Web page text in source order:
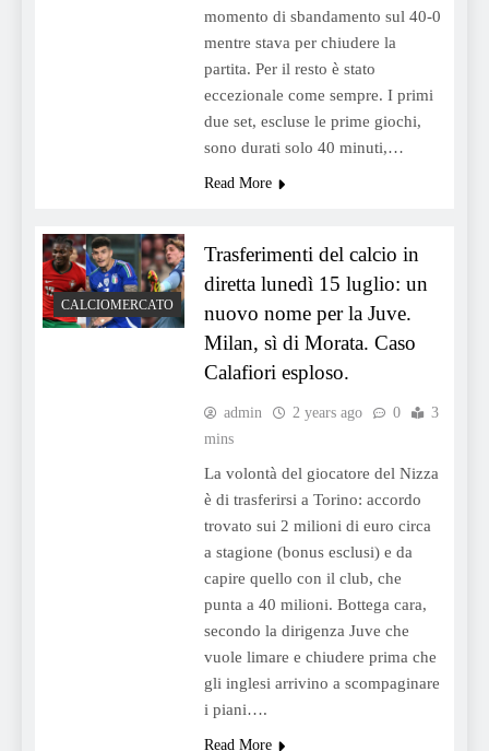
momento di sbandamento sul 40-0
mentre stava per chiudere la
partita. Per il resto è stato
eccezionale come sempre. I primi
due set, escluse le prime giochi,
sono durati solo 40 minuti,…
Read More
CALCIOMERCATO
Trasferimenti del calcio in
diretta lunedì 15 luglio: un
nuovo nome per la Juve.
Milan, sì di Morata. Caso
Calafiori esploso.
admin 2 years ago 0
3
mins
La volontà del giocatore del Nizza
è di trasferirsi a Torino: accordo
trovato sui 2 milioni di euro circa
a stagione (bonus esclusi) e da
capire quello con il club, che
punta a 40 milioni. Bottega cara,
secondo la dirigenza Juve che
vuole limare e chiudere prima che
gli inglesi arrivino a scompaginare
i piani….
Read More